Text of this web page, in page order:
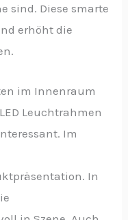
sind. Diese smarte
erhöht die
im Innenraum
Leuchtrahmen
Im
In